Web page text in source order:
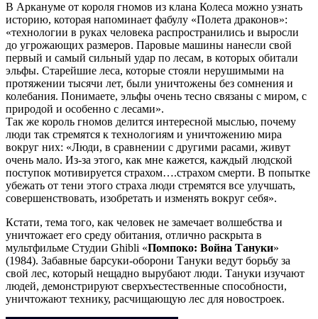
В Аркануме от короля гномов из клана Колеса можно узнать
историю, которая напоминает фабулу «Полета драконов»:
«технологии в руках человека распространились и выросли
до угрожающих размеров. Паровые машины нанесли свой
первый и самый сильный удар по лесам, в которых обитали
эльфы. Старейшие леса, которые стояли нерушимыми на
протяжении тысячи лет, были уничтожены без сомнения и
колебания. Понимаете, эльфы очень тесно связаны с миром, с
природой и особенно с лесами».
Так же король гномов делится интересной мыслью, почему
люди так стремятся к технологиям и уничтожению мира
вокруг них: «Люди, в сравнении с другими расами, живут
очень мало. Из-за этого, как мне кажется, каждый людской
поступок мотивируется страхом….страхом смерти. В попытке
убежать от тени этого страха люди стремятся все улучшать,
совершенствовать, изобретать и изменять вокруг себя».
Кстати, тема того, как человек не замечает волшебства и
уничтожает его среду обитания, отлично раскрыта в
мультфильме Студии Ghibli «Помпоко: Война Тануки»
(1984). Забавные барсуки-оборони Тануки ведут борьбу за
свой лес, который нещадно вырубают люди. Тануки изучают
людей, демонстрируют сверхъестественные способности,
уничтожают технику, расчищающую лес для новостроек.